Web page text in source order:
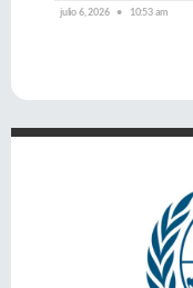
julio 6, 2026 10:53 am